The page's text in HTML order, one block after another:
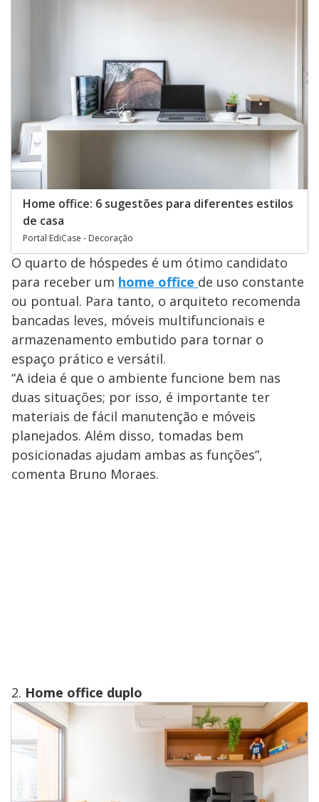
Home office: 6 sugestões para diferentes estilos
de casa
Portal EdiCase - Decoração
O quarto de hóspedes é um ótimo candidato
para receber um home office de uso constante
ou pontual. Para tanto, o arquiteto recomenda
bancadas leves, móveis multifuncionais e
armazenamento embutido para tornar o
espaço prático e versátil.
“A ideia é que o ambiente funcione bem nas
duas situações; por isso, é importante ter
materiais de fácil manutenção e móveis
planejados. Além disso, tomadas bem
posicionadas ajudam ambas as funções”,
comenta Bruno Moraes.
2. Home office duplo